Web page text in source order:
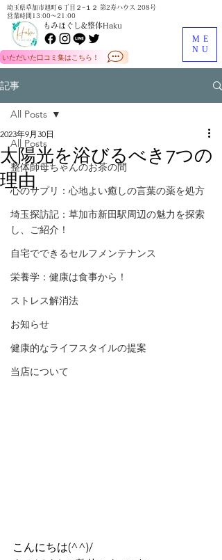
埼玉県草加市旭町６丁目２−１２ 第2寿ハウス 208号
営業時間13:00～21:00
もみほぐし&整体Haku
いただいた口コミ集はこちら！
ME
NU
記事
All Posts
整体師母ちゃんのお茶の間
心のサプリ：心地よい癒しの言葉の薬を処方
埼玉探訪記：草加市新田駅周辺の魅力を探索
し、ご紹介！
自宅でできるセルフメンテナンス
栄養学：健康は食事から！
ストレス解消法
お知らせ
健康的なライフスタイルの提案
当店について
All Posts
太陽光を浴びるべき7つの
理由
2023年9月30日
こんにちは(^^)/